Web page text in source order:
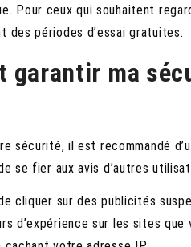
Pour ceux qui souhaitent
des périodes d’essai gratuites.
garantir ma
sécurité, il est recommandé
se fier aux avis d’autres
cliquer sur des publicités
d’expérience sur les sites que